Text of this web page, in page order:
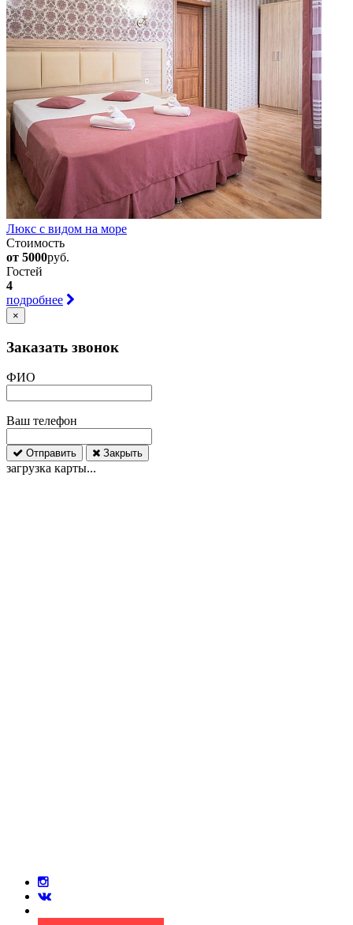
Люкс с видом на море
Стоимость
от 5000руб.
Гостей
4
подробнее
×
Заказать звонок
ФИО
Ваш телефон
Отправить Закрыть
загрузка карты...